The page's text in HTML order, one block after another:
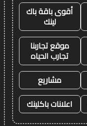
أقوى باقة باك
لينك
موقع تجاربنا
تجارب الحياه
مشاريع
اعلانات باكلينك